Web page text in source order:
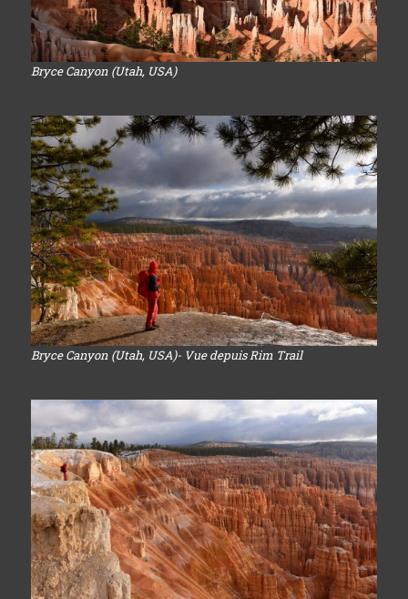
Bryce Canyon (Utah, USA)
Bryce Canyon (Utah, USA)- Vue depuis Rim Trail